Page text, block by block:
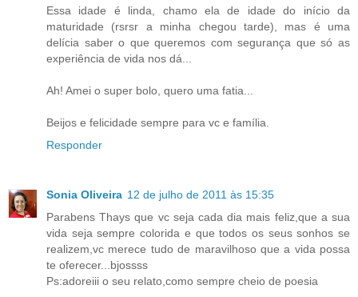
Essa idade é linda, chamo ela de idade do início da
maturidade (rsrsr a minha chegou tarde), mas é uma
delícia saber o que queremos com segurança que só as
experiência de vida nos dá...
Ah! Amei o super bolo, quero uma fatia...
Beijos e felicidade sempre para vc e família.
Responder
Sonia Oliveira 12 de julho de 2011 às 15:35
Parabens Thays que vc seja cada dia mais feliz,que a sua
vida seja sempre colorida e que todos os seus sonhos se
realizem,vc merece tudo de maravilhoso que a vida possa
te oferecer...bjossss
Ps:adoreiii o seu relato,como sempre cheio de poesia